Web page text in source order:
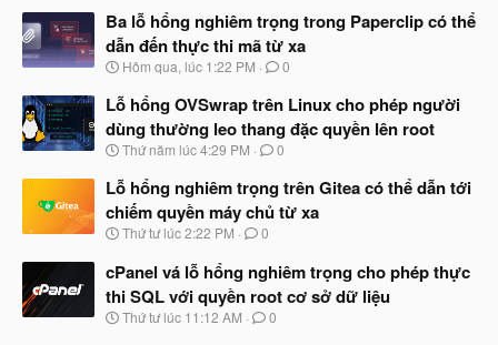
đ
ầ
u
à
y
b
ắ
đ
ầ
u
Ba lỗ hổng nghiêm trọng trong Paperclip có thể
dẫn đến thực thi mã từ xa
N
à
b
ắ
đ
ầ
u
Hôm qua, lúc 1:22 PM 0
Lỗ hổng OVSwrap trên Linux cho phép người
dùng thường leo thang đặc quyền lên root
N
à
b
ắ
đ
ầ
u
Thứ năm lúc 4:29 PM 0
Lỗ hổng nghiêm trọng trên Gitea có thể dẫn tới
chiếm quyền máy chủ từ xa
N
à
b
ắ
Thứ tư lúc 2:22 PM 0
cPanel vá lỗ hổng nghiêm trọng cho phép thực
thi SQL với quyền root cơ sở dữ liệu
N
Thứ tư lúc 11:12 AM 0